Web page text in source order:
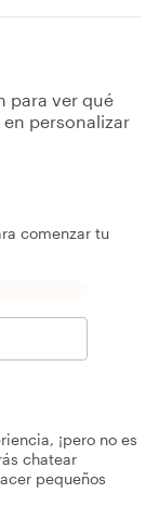
para ver qué
personalizar
comenzar tu
¡pero no es
chatear
pequeños